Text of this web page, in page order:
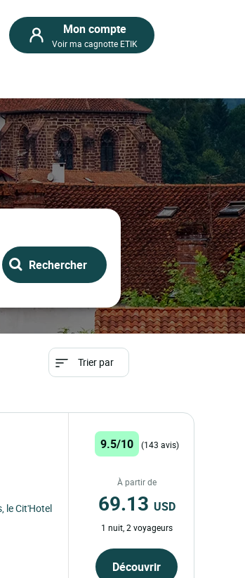
Mon compte
Voir ma cagnotte ETIK
Trier par
le Cit'Hotel
9.5/10 (143 avis)
À partir de
69.13 USD
1 nuit, 2 voyageurs
Découvrir